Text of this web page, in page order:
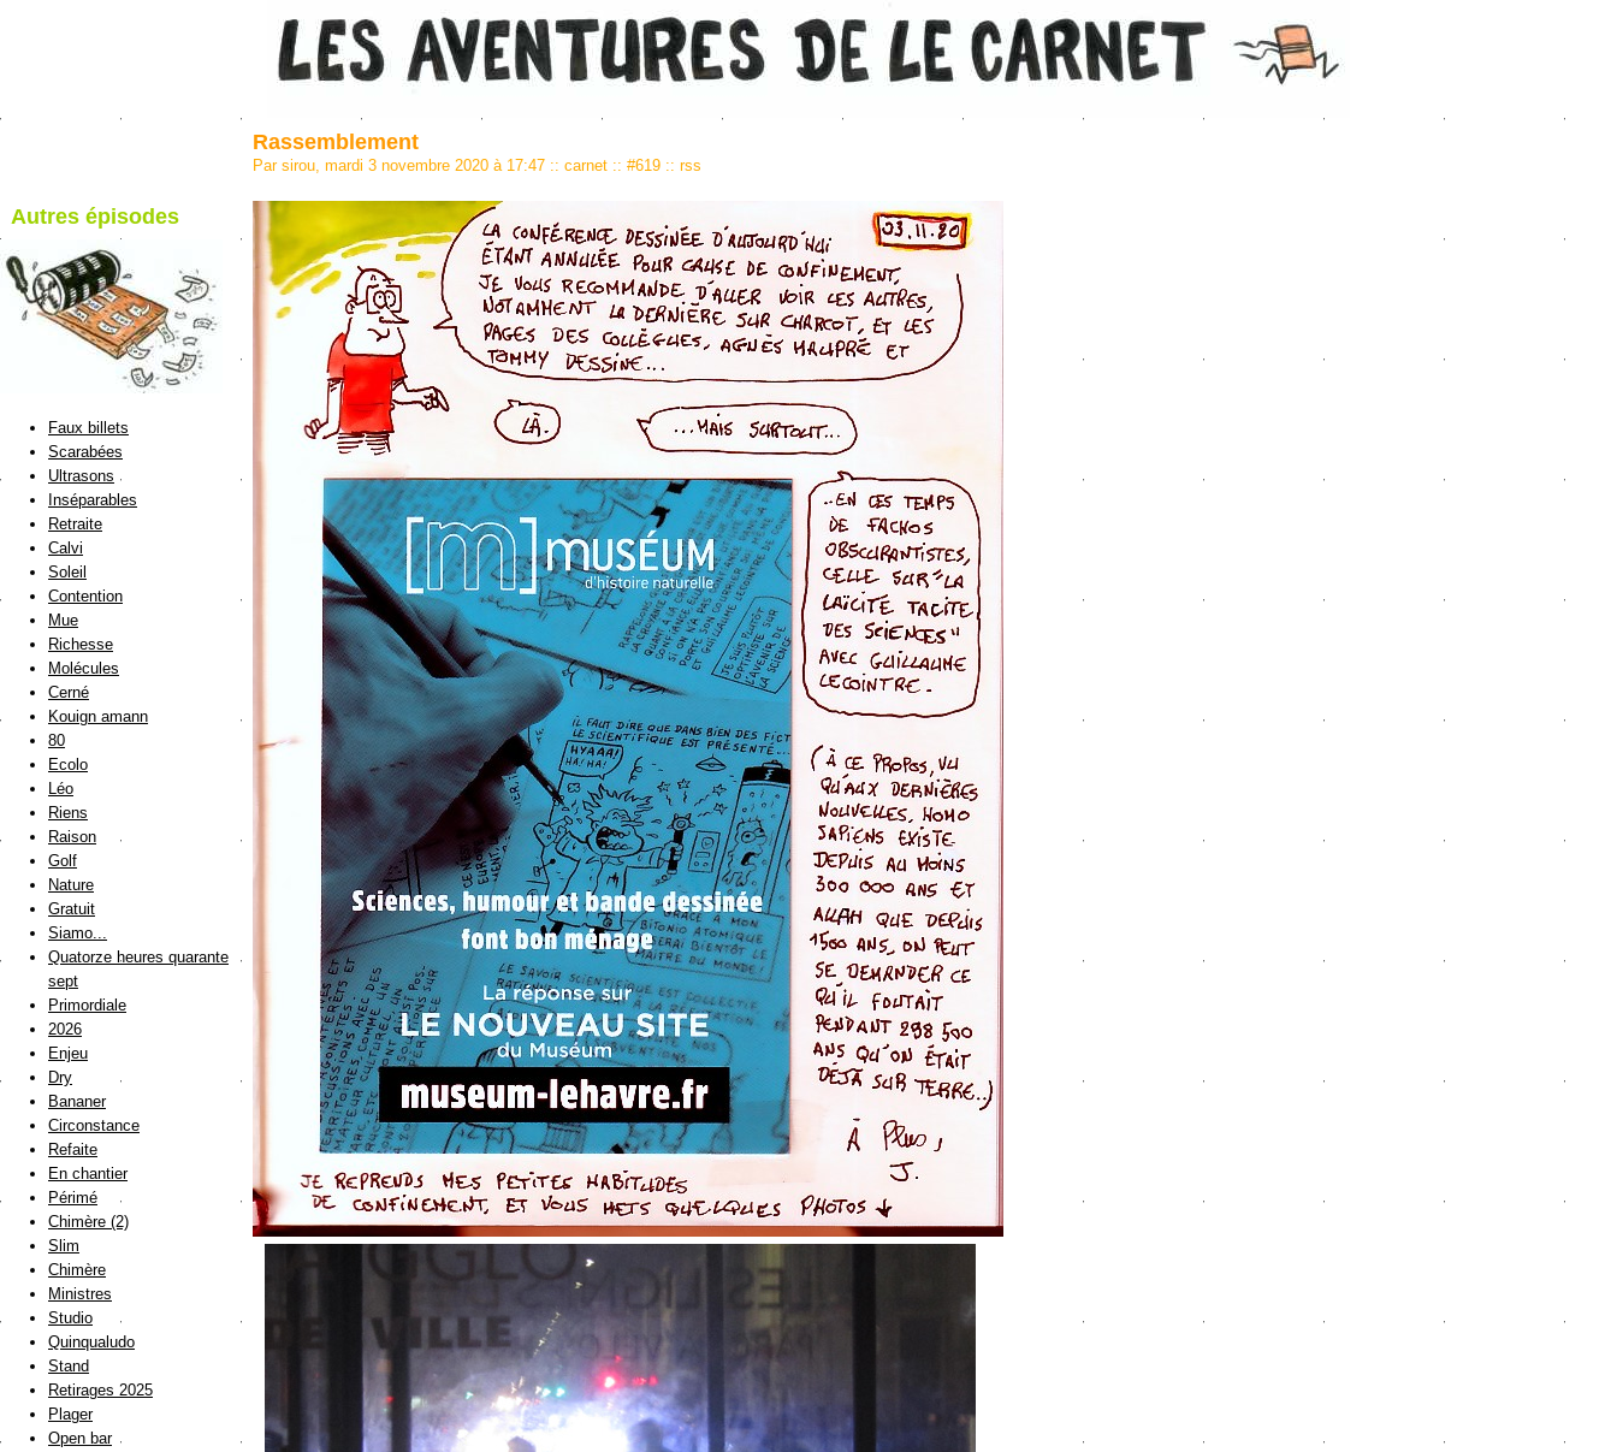
blog de Sirou
Rassemblement
Par sirou, mardi 3 novembre 2020 à 17:47 :: carnet :: #619 :: rss
Autres épisodes
Faux billets
Scarabées
Ultrasons
Inséparables
Retraite
Calvi
Soleil
Contention
Mue
Richesse
Molécules
Cerné
Kouign amann
80
Ecolo
Léo
Riens
Raison
Golf
Nature
Gratuit
Siamo...
Quatorze heures quarante
sept
Primordiale
2026
Enjeu
Dry
Bananer
Circonstance
Refaite
En chantier
Périmé
Chimère (2)
Slim
Chimère
Ministres
Studio
Quinqualudo
Stand
Retirages 2025
Plager
Open bar